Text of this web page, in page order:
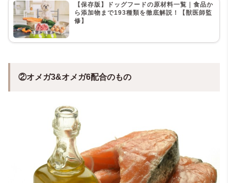
【保存版】ドッグフードの原材料一覧｜食品か
ら添加物まで193種類を徹底解説！【獣医師監
修】
②オメガ3&オメガ6配合のもの